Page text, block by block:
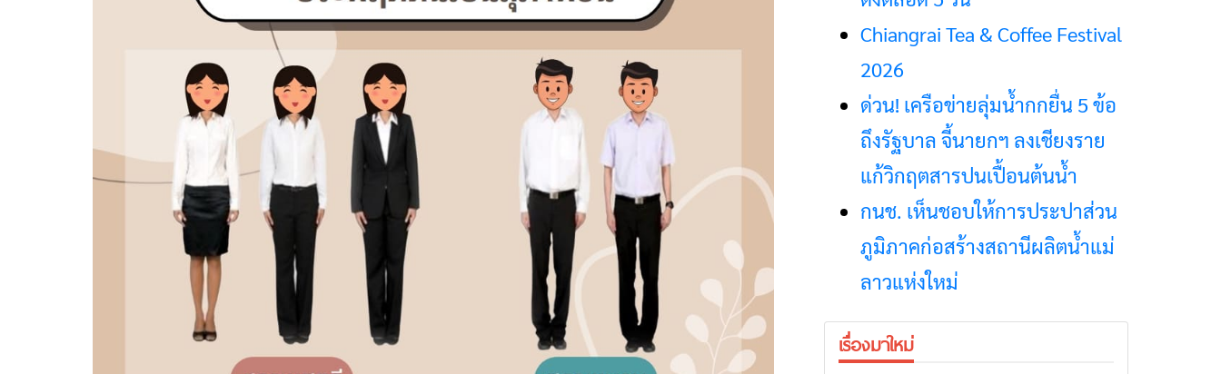
Chiangrai Tea & Coffee Festival
2026
ด่วน! เครือข่ายลุ่มน้ำกกยื่น 5 ข้อ
ถึงรัฐบาล จี้นายกฯ ลงเชียงราย
แก้วิกฤตสารปนเปื้อนต้นน้ำ
กนช. เห็นชอบให้การประปาส่วน
ภูมิภาคก่อสร้างสถานีผลิตน้ำแม่
ลาวแห่งใหม่
เรื่องมาใหม่